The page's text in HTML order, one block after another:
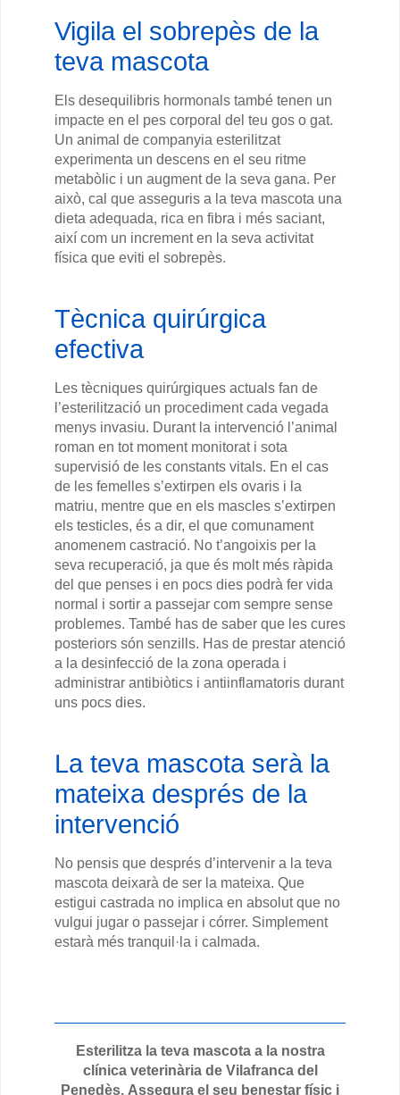
Vigila el sobrepès de la
teva mascota
Els desequilibris hormonals també tenen un
impacte en el pes corporal del teu gos o gat.
Un animal de companyia esterilitzat
experimenta un descens en el seu ritme
metabòlic i un augment de la seva gana. Per
això, cal que asseguris a la teva mascota una
dieta adequada, rica en fibra i més saciant,
així com un increment en la seva activitat
física que eviti el sobrepès.
Tècnica quirúrgica
efectiva
Les tècniques quirúrgiques actuals fan de
l’esterilització un procediment cada vegada
menys invasiu. Durant la intervenció l’animal
roman en tot moment monitorat i sota
supervisió de les constants vitals. En el cas
de les femelles s’extirpen els ovaris i la
matriu, mentre que en els mascles s’extirpen
els testicles, és a dir, el que comunament
anomenem castració. No t’angoixis per la
seva recuperació, ja que és molt més ràpida
del que penses i en pocs dies podrà fer vida
normal i sortir a passejar com sempre sense
problemes. També has de saber que les cures
posteriors són senzills. Has de prestar atenció
a la desinfecció de la zona operada i
administrar antibiòtics i antiinflamatoris durant
uns pocs dies.
La teva mascota serà la
mateixa després de la
intervenció
No pensis que després d’intervenir a la teva
mascota deixarà de ser la mateixa. Que
estigui castrada no implica en absolut que no
vulgui jugar o passejar i córrer. Simplement
estarà més tranquil·la i calmada.
Esterilitza la teva mascota a la nostra
clínica veterinària de Vilafranca del
Penedès. Assegura el seu benestar físic i